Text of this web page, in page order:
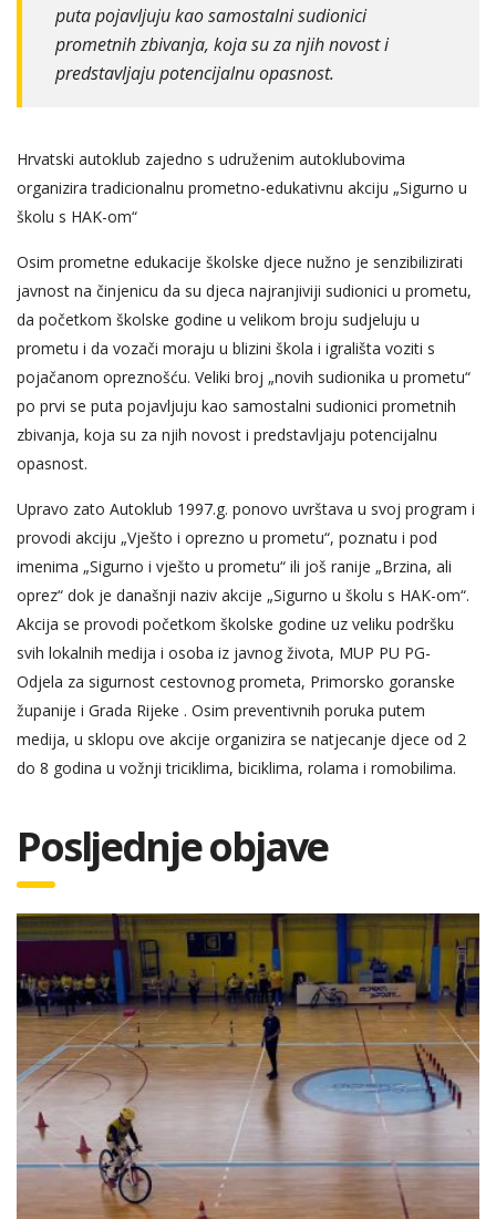
puta pojavljuju kao samostalni sudionici
prometnih zbivanja, koja su za njih novost i
predstavljaju potencijalnu opasnost.
Hrvatski autoklub zajedno s udruženim autoklubovima
organizira tradicionalnu prometno-edukativnu akciju „Sigurno u
školu s HAK-om“
Osim prometne edukacije školske djece nužno je senzibilizirati
javnost na činjenicu da su djeca najranjiviji sudionici u prometu,
da početkom školske godine u velikom broju sudjeluju u
prometu i da vozači moraju u blizini škola i igrališta voziti s
pojačanom opreznošću. Veliki broj „novih sudionika u prometu“
po prvi se puta pojavljuju kao samostalni sudionici prometnih
zbivanja, koja su za njih novost i predstavljaju potencijalnu
opasnost.
Upravo zato Autoklub 1997.g. ponovo uvrštava u svoj program i
provodi akciju „Vješto i oprezno u prometu“, poznatu i pod
imenima „Sigurno i vješto u prometu“ ili još ranije „Brzina, ali
oprez“ dok je današnji naziv akcije „Sigurno u školu s HAK-om“.
Akcija se provodi početkom školske godine uz veliku podršku
svih lokalnih medija i osoba iz javnog života, MUP PU PG-
Odjela za sigurnost cestovnog prometa, Primorsko goranske
županije i Grada Rijeke . Osim preventivnih poruka putem
medija, u sklopu ove akcije organizira se natjecanje djece od 2
do 8 godina u vožnji triciklima, biciklima, rolama i romobilima.
Posljednje objave